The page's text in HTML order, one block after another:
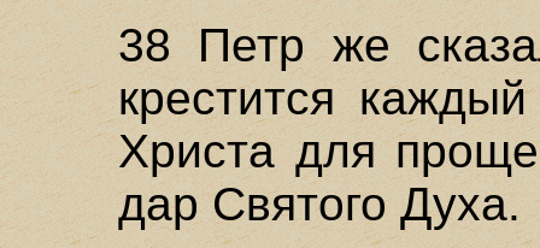
38 Петр же
крестится
Христа для
дар Святого Духа.